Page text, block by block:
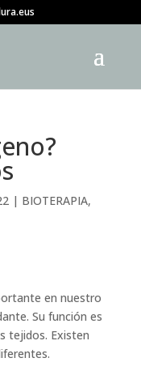
| BIOTERAPIA,
en nuestro
Su función es
tejidos. Existen